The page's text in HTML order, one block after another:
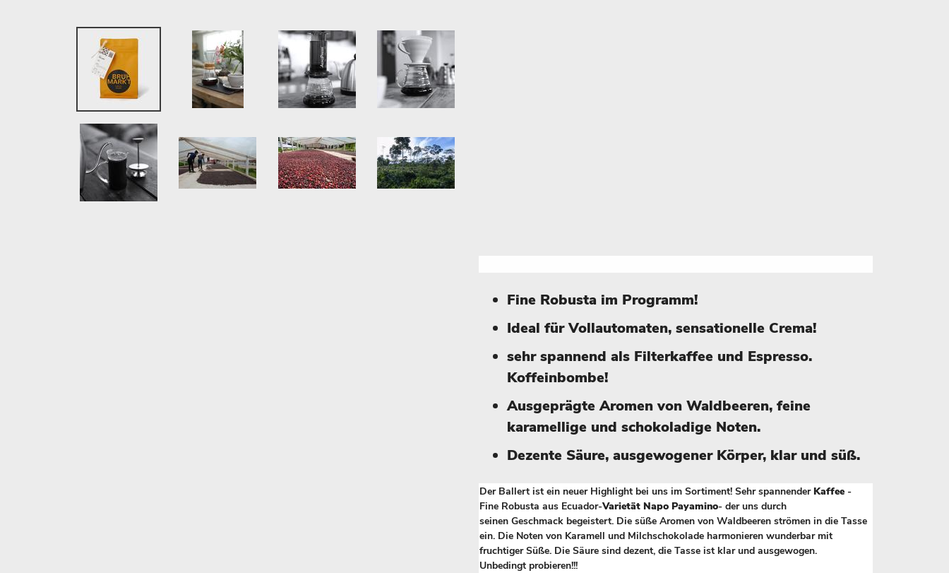
Fine Robusta im Programm!
Ideal für Vollautomaten, sensationelle Crema!
sehr spannend als Filterkaffee und Espresso.
Koffeinbombe!
Ausgeprägte Aromen von Waldbeeren, feine
karamellige und schokoladige Noten.
Dezente Säure, ausgewogener Körper, klar und süß.
Der Ballert ist ein neuer Highlight bei uns im Sortiment! Sehr spannenderKaffee -
Fine Robusta aus Ecuador-Varietät Napo Payamino- der uns durch
seinen Geschmack begeistert. Die süße Aromen von Waldbeeren strömen in die Tasse
ein. Die Noten von Karamell und Milchschokolade harmonieren wunderbar mit
fruchtiger Süße. Die Säure sind dezent, die Tasse ist klar und ausgewogen.
Unbedingt probieren!!!